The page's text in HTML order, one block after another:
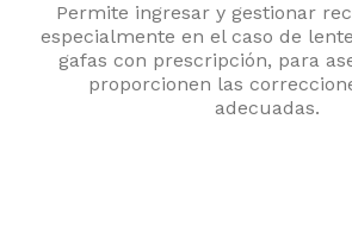
Permite ingresar y gestionar
especialmente en el caso de
gafas con prescripción, para
proporcionen las
adecuadas.